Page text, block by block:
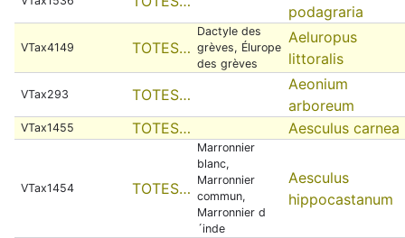
podagraria
VTax4149 TOTES…
Dactyle des
grèves, Élurope
des grèves
Aeluropus
littoralis
VTax293 TOTES…
Aeonium
arboreum
VTax1455 TOTES… Aesculus carnea
VTax1454 TOTES…
Marronnier
blanc,
Marronnier
commun,
Marronnier d
´inde
Aesculus
hippocastanum